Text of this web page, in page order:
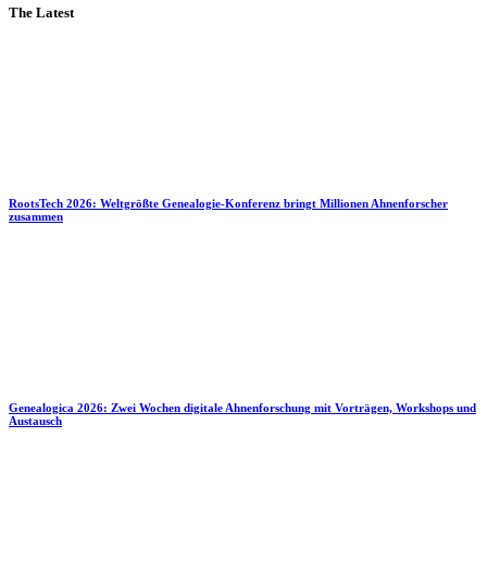
The Latest
RootsTech 2026: Weltgrößte Genealogie-Konferenz bringt Millionen Ahnenforscher
zusammen
Genealogica 2026: Zwei Wochen digitale Ahnenforschung mit Vorträgen, Workshops und
Austausch